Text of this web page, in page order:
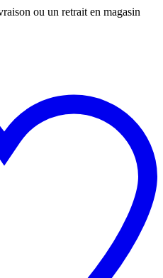
ou un retrait en magasin